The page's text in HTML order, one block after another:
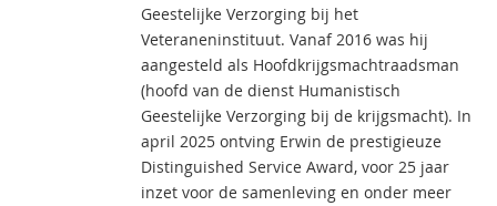
Geestelijke Verzorging bij het
Veteraneninstituut. Vanaf 2016 was hij
aangesteld als Hoofdkrijgsmachtraadsman
(hoofd van de dienst Humanistisch
Geestelijke Verzorging bij de krijgsmacht). In
april 2025 ontving Erwin de prestigieuze
Distinguished Service Award, voor 25 jaar
inzet voor de samenleving en onder meer